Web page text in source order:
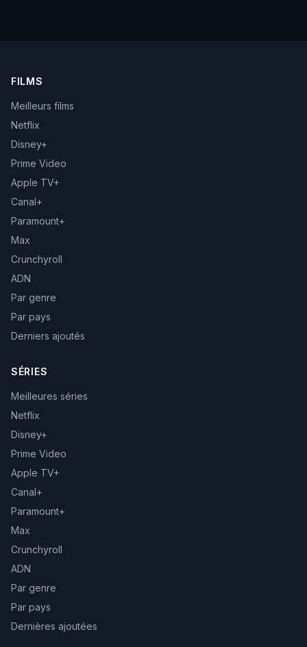
FILMS
Meilleurs films
Netflix
Disney+
Prime Video
Apple TV+
Canal+
Paramount+
Max
Crunchyroll
ADN
Par genre
Par pays
Derniers ajoutés
SÉRIES
Meilleures séries
Netflix
Disney+
Prime Video
Apple TV+
Canal+
Paramount+
Max
Crunchyroll
ADN
Par genre
Par pays
Dernières ajoutées